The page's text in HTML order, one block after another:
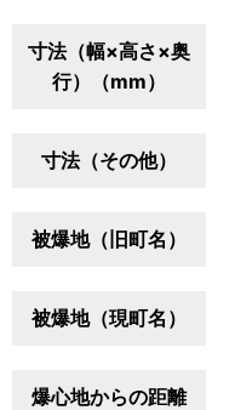
寸法（幅×高さ×奥
行）（mm）
寸法（その他）
被爆地（旧町名）
被爆地（現町名）
爆心地からの距離